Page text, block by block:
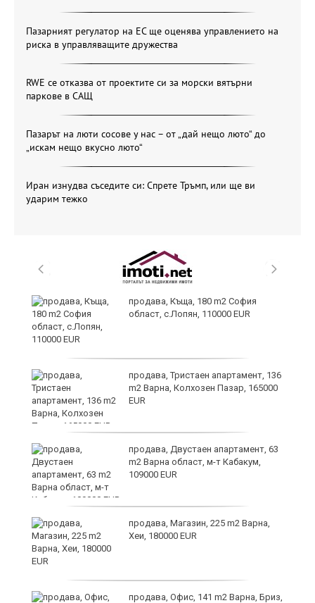
Пазарният регулатор на ЕС ще оценява управлението на
риска в управляващите дружества
RWE се отказва от проектите си за морски вятърни
паркове в САЩ
Пазарът на люти сосове у нас – от „дай нещо люто“ до
„искам нещо вкусно люто“
Иран изнудва съседите си: Спрете Тръмп, или ще ви
ударим тежко
продава, Къща, 180 m2 София
област, с.Лопян, 110000 EUR
продава, Тристаен апартамент, 136
m2 Варна, Колхозен Пазар, 165000
EUR
продава, Двустаен апартамент, 63
m2 Варна област, м-т Кабакум,
109000 EUR
продава, Магазин, 225 m2 Варна,
Хеи, 180000 EUR
продава, Офис, 141 m2 Варна, Бриз,